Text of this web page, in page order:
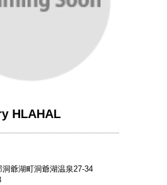
HLAHAL
爺湖町洞爺湖温泉27-34